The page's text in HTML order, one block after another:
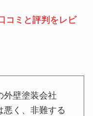
コミと評判をレビ
外壁塗装会社
悪く、非難する